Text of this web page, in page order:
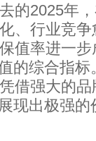
2025年，
、行业竞
值率进一
的综合指标
借强大的
现出极强